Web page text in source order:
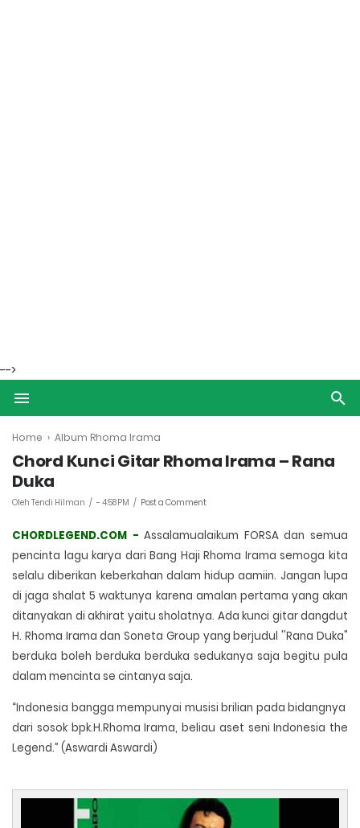
-->
Home › Album Rhoma Irama
Chord Kunci Gitar Rhoma Irama – Rana
Duka
Oleh Tendi Hilman - 4:58 PM Post a Comment
CHORDLEGEND.COM - Assalamualaikum FORSA dan semua
pencinta lagu karya dari Bang Haji Rhoma Irama semoga kita
selalu diberikan keberkahan dalam hidup aamiin. Jangan lupa
di jaga shalat 5 waktunya karena amalan pertama yang akan
ditanyakan di akhirat yaitu sholatnya. Ada kunci gitar dangdut
H. Rhoma Irama dan Soneta Group yang berjudul ''Rana Duka"
berduka boleh berduka berduka sedukanya saja begitu pula
dalam mencinta se cintanya saja.
“Indonesia bangga mempunyai musisi brilian pada bidangnya
dari sosok bpk.H.Rhoma Irama, beliau aset seni Indonesia the
Legend.” (Aswardi Aswardi)